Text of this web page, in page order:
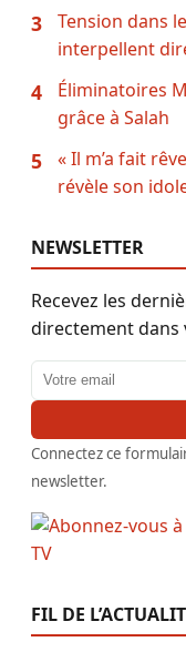
3
Tension dans
interpellent
4
Éliminatoires
grâce à Salah
5
« Il m’a fait
révèle son
NEWSLETTER
Recevez les
directement dans
Adresse email
Connectez ce
newsletter.
FIL DE